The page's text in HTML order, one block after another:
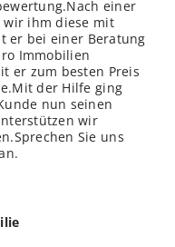
einer
wir ihm diese mit
er bei einer Beratung
Immobilien
er zum besten Preis
der Hilfe ging
nun seinen
wir
Sie uns